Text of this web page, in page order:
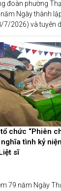
đoàn phường
Ngày thành
2026) và tuyên
người lao động
chức “Phiên
tình kỷ
sĩ
79 năm Ngày